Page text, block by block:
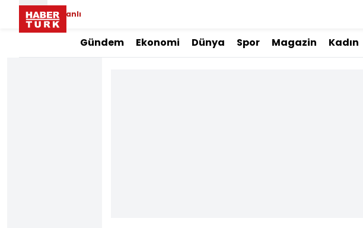
Canlı
Gündem Ekonomi Dünya Spor Magazin Kadın